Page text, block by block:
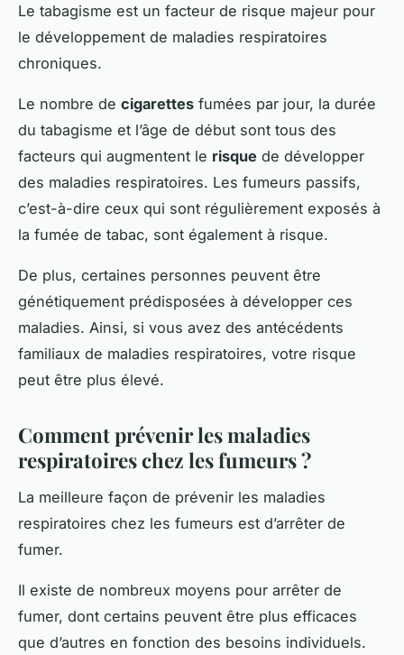
Le tabagisme est un facteur de risque majeur pour
le développement de maladies respiratoires
chroniques.
Le nombre de cigarettes fumées par jour, la durée
du tabagisme et l’âge de début sont tous des
facteurs qui augmentent le risque de développer
des maladies respiratoires. Les fumeurs passifs,
c’est-à-dire ceux qui sont régulièrement exposés à
la fumée de tabac, sont également à risque.
De plus, certaines personnes peuvent être
génétiquement prédisposées à développer ces
maladies. Ainsi, si vous avez des antécédents
familiaux de maladies respiratoires, votre risque
peut être plus élevé.
Comment prévenir les maladies
respiratoires chez les fumeurs ?
La meilleure façon de prévenir les maladies
respiratoires chez les fumeurs est d’arrêter de
fumer.
Il existe de nombreux moyens pour arrêter de
fumer, dont certains peuvent être plus efficaces
que d’autres en fonction des besoins individuels.